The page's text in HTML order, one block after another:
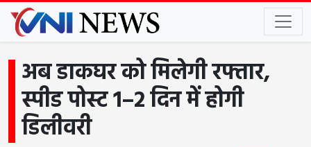
अब डाकघर को मिलेगी रफ्तार,
स्पीड पोस्ट 1–2 दिन में होगी
डिलीवरी